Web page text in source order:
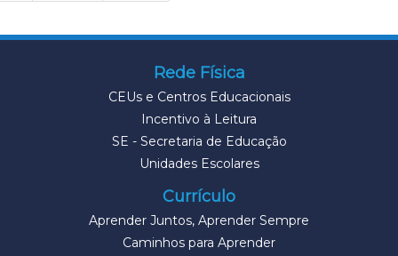
Rede Física
CEUs e Centros Educacionais
Incentivo à Leitura
SE - Secretaria de Educação
Unidades Escolares
Currículo
Aprender Juntos, Aprender Sempre
Caminhos para Aprender